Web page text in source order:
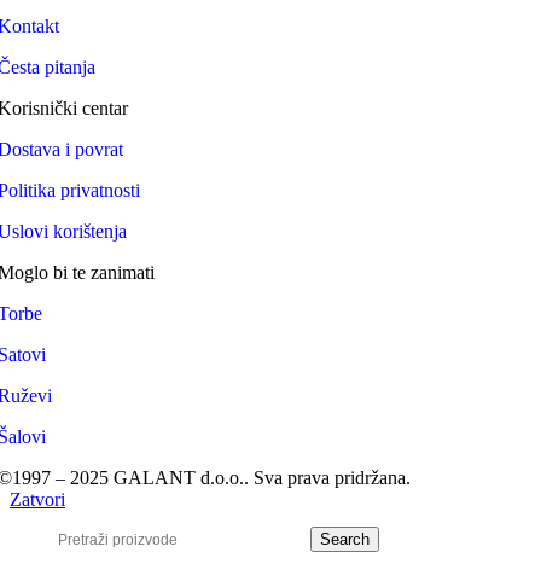
pitanja
centar
i povrat
privatnosti
korištenja
bi te zanimati
– 2025 GALANT d.o.o.. Sva prava pridržana.
Zatvori
Search